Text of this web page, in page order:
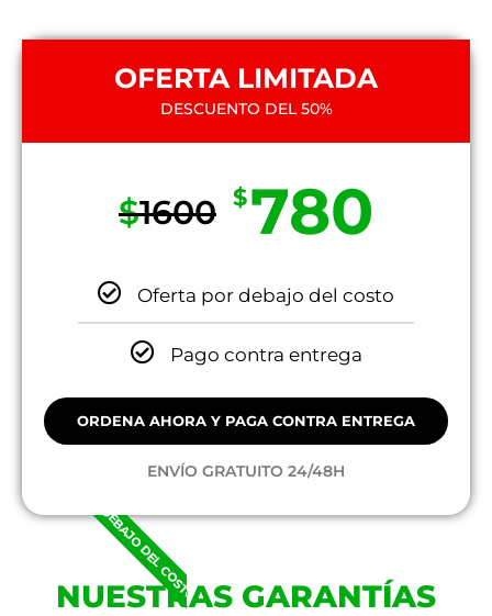
OFERTA LIMITADA
DESCUENTO DEL 50%
$1600 $780
Oferta por debajo del costo
Pago contra entrega
ORDENA AHORA Y PAGA CONTRA ENTREGA
ENVÍO GRATUITO 24/48H
DEBAJO DEL COSTO
NUESTRAS GARANTÍAS